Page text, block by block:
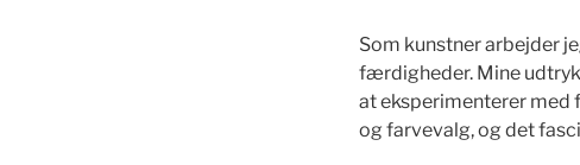
Som kunstner arbejder
færdigheder. Mine
at eksperimenterer med
og farvevalg, og det